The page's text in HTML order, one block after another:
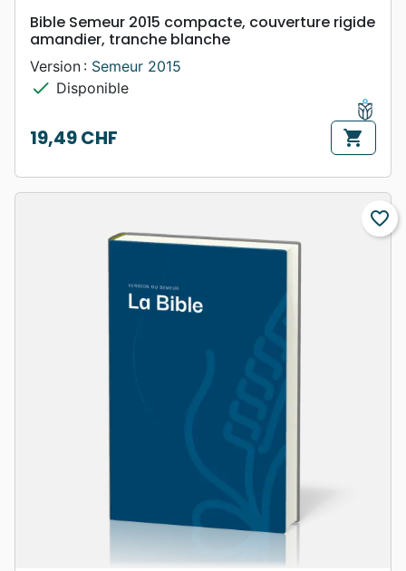
Bible Semeur 2015 compacte, couverture rigide
amandier, tranche blanche
Version : Semeur 2015
check Disponible
Prix
19,49 CHF shopping_cart
favorite_border